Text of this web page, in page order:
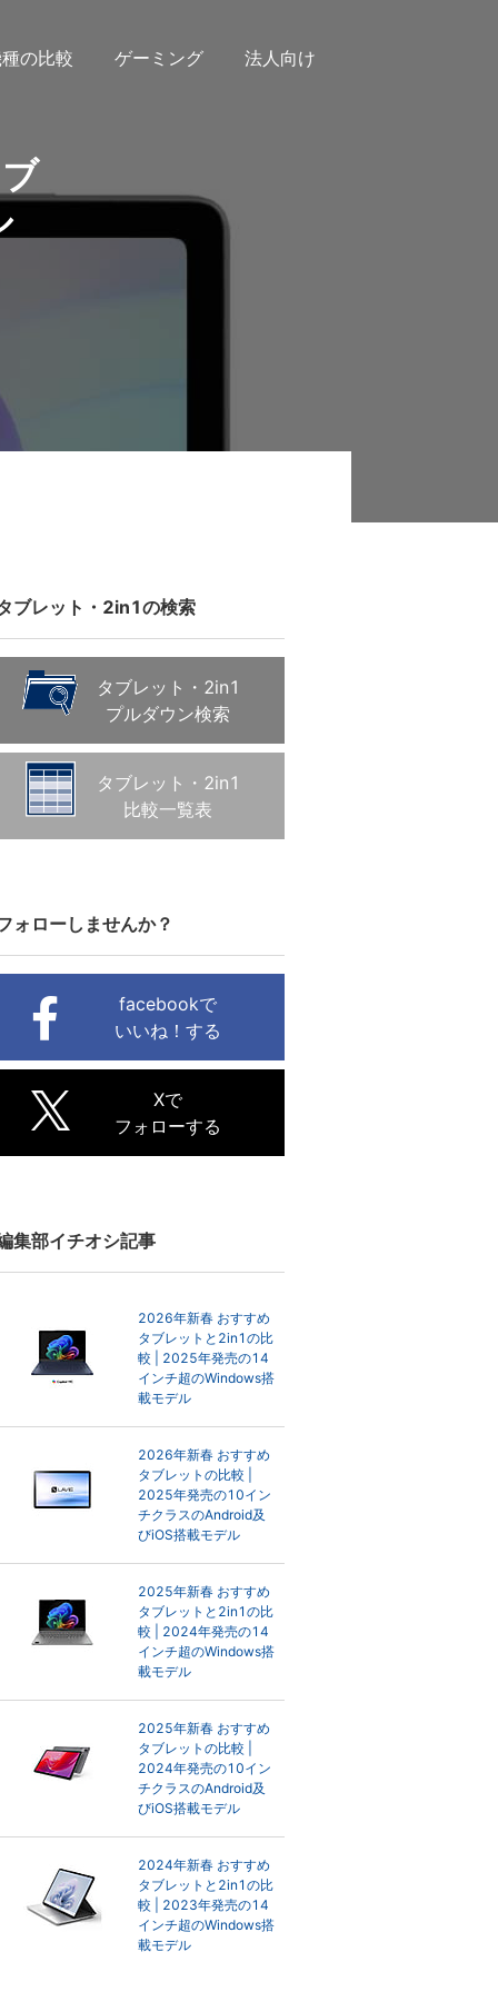
の比較 ゲーミング 法人向け
ブレット・2in1の検索
タブレット・2in1
プルダウン検索
タブレット・2in1
比較一覧表
ォローしませんか？
facebookで
いいね！する
Xで
フォローする
集部イチオシ記事
2026年新春 おすすめ
タブレットと2in1の比
較 | 2025年発売の14
インチ超のWindows搭
載モデル
2026年新春 おすすめ
タブレットの比較 |
2025年発売の10イン
チクラスのAndroid及
びiOS搭載モデル
2025年新春 おすすめ
タブレットと2in1の比
較 | 2024年発売の14
インチ超のWindows搭
載モデル
2025年新春 おすすめ
タブレットの比較 |
2024年発売の10イン
チクラスのAndroid及
びiOS搭載モデル
2024年新春 おすすめ
タブレットと2in1の比
較 | 2023年発売の14
インチ超のWindows搭
載モデル